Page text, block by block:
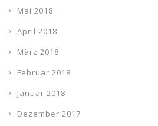
Mai 2018
April 2018
März 2018
Februar 2018
Januar 2018
Dezember 2017